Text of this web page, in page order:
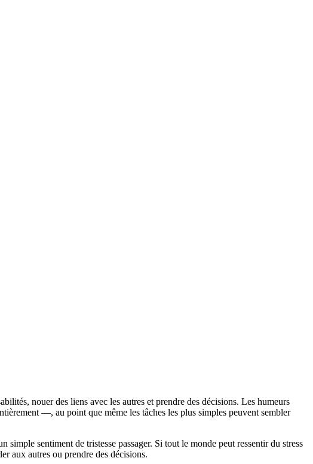
nouer des liens avec les autres et prendre des décisions. Les humeurs
—, au point que même les tâches les plus simples peuvent sembler
sentiment de tristesse passager. Si tout le monde peut ressentir du stress
aux autres ou prendre des décisions.